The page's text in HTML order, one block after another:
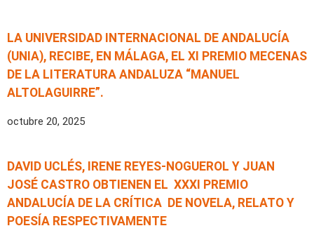
LA UNIVERSIDAD INTERNACIONAL DE ANDALUCÍA
(UNIA), RECIBE, EN MÁLAGA, EL XI PREMIO MECENAS
DE LA LITERATURA ANDALUZA “MANUEL
ALTOLAGUIRRE”.
octubre 20, 2025
DAVID UCLÉS, IRENE REYES-NOGUEROL Y JUAN
JOSÉ CASTRO OBTIENEN EL XXXI PREMIO
ANDALUCÍA DE LA CRÍTICA DE NOVELA, RELATO Y
POESÍA RESPECTIVAMENTE